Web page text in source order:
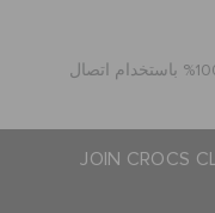
JOIN CROCS